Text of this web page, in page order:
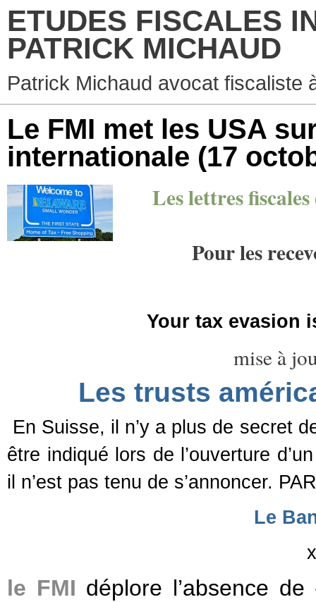
ETUDES FISCALES
PATRICK MICHAUD
Patrick Michaud avocat fiscaliste
Le FMI met les USA
internationale (17
Les lettres
Pour les
Your tax evasion
mise à
Les trusts
En Suisse, il n’y a plus de secret
être indiqué lors de l’ouverture
il n’est pas tenu de s’annoncer.
Le
le FMI déplore l’absence